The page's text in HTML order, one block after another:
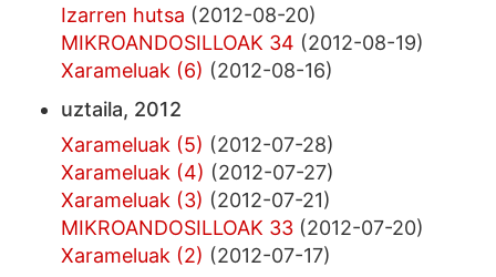
Izarren hutsa (2012-08-20)
MIKROANDOSILLOAK 34 (2012-08-19)
Xarameluak (6) (2012-08-16)
uztaila, 2012
Xarameluak (5) (2012-07-28)
Xarameluak (4) (2012-07-27)
Xarameluak (3) (2012-07-21)
MIKROANDOSILLOAK 33 (2012-07-20)
Xarameluak (2) (2012-07-17)